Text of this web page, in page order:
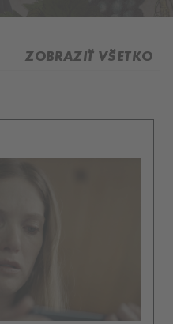
ZOBRAZIŤ VŠETKO